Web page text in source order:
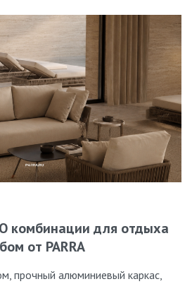
комбинации для отдыха
от PARRA
прочный алюминиевый каркас,